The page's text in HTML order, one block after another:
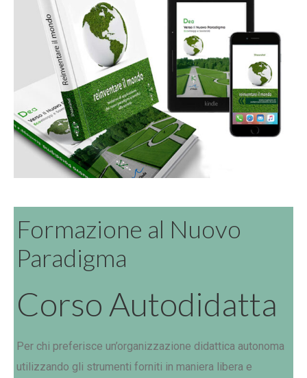
Formazione al Nuovo
Paradigma
Corso Autodidatta
Per chi preferisce un’organizzazione didattica autonoma
utilizzando gli strumenti forniti in maniera libera e